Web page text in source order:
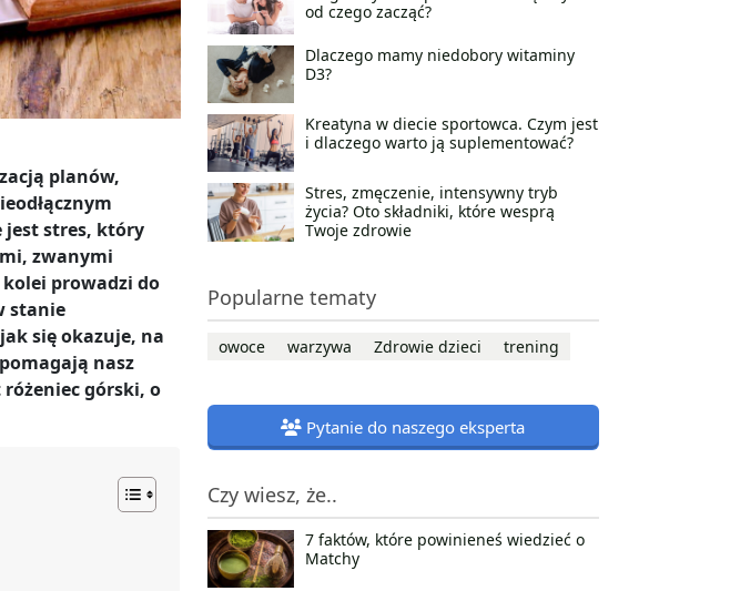
planów,
stres, który
zwanymi
prowadzi do
stanie
się okazuje, na
nasz
górski, o
od czego zacząć?
Dlaczego mamy niedobory witaminy
D3?
Kreatyna w diecie sportowca. Czym jest
i dlaczego warto ją suplementować?
Stres, zmęczenie, intensywny tryb
życia? Oto składniki, które wesprą
Twoje zdrowie
Popularne tematy
owoce warzywa Zdrowie dzieci trening
Pytanie do naszego eksperta
Czy wiesz, że..
7 faktów, które powinieneś wiedzieć o
Matchy